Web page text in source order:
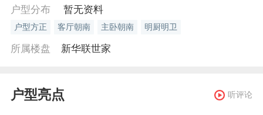
户型分布
暂无资料
户型方正 客厅朝南 主卧朝南 明厨明卫
所属楼盘 新华联世家
户型亮点 听评论